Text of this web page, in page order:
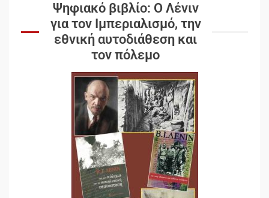
Ψηφιακό βιβλίο: Ο Λένιν
για τον Ιμπεριαλισμό, την
εθνική αυτοδιάθεση και
τον πόλεμο